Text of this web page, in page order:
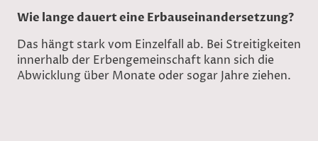
Wie lange dauert eine Erbauseinandersetzung?
Das hängt stark vom Einzelfall ab. Bei Streitigkeiten
innerhalb der Erbengemeinschaft kann sich die
Abwicklung über Monate oder sogar Jahre ziehen.